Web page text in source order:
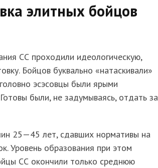
элитных бойцов
СС проходили идеологическую,
Бойцов буквально «натаскивали»
эсэсовцы были ярыми
были, не задумываясь, отдать за
25—45 лет, сдавших нормативы на
Уровень образования при этом
СС окончили только среднюю